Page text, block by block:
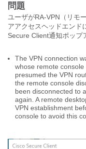
問題
ユーザがRA-VPN（リモ
アアクセスヘッドエンド
Secure Client通知ポップ
The VPN connection
whose remote
presumed the VPN
the remote console
been disconnected to
again. A remote
VPN establishment
console to avoid this